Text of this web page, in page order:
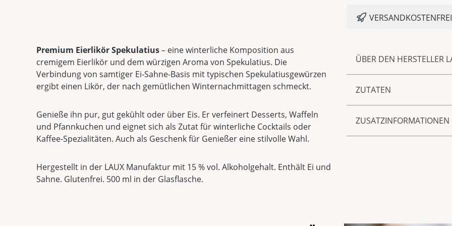
ÜBER DEN HERSTELLER
Saucen und Senf sowie
hauseigenen
unnachahmlich guter
ZUTATEN
ZUSATZINFORMATIONEN
Premium Eierlikör Spekulatius– eine winterliche Komposition aus
cremigem Eierlikör und dem würzigen Aroma von Spekulatius. Die
Verbindung von samtiger Ei-Sahne-Basis mit typischen Spekulatiusgewürzen
ergibt einen Likör, der nach gemütlichen Winternachmittagen schmeckt.
Genieße ihn pur, gut gekühlt oder über Eis. Er verfeinert Desserts, Waffeln
und Pfannkuchen und eignet sich als Zutat für winterliche Cocktails oder
Kaffee-Spezialitäten. Auch als Geschenk für Genießer eine stilvolle Wahl.
Hergestellt in der LAUX Manufaktur mit 15 % vol. Alkoholgehalt. Enthält Ei und
Sahne. Glutenfrei. 500 ml in der Glasflasche.